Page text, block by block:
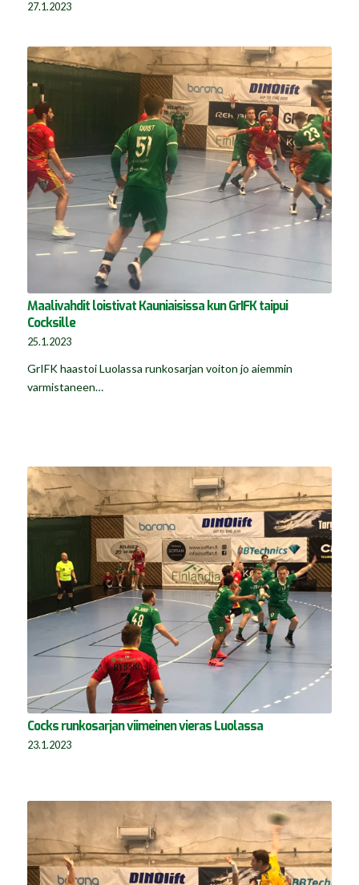
27.1.2023
Maalivahdit loistivat Kauniaisissa kun GrIFK taipui
Cocksille
25.1.2023
GrIFK haastoi Luolassa runkosarjan voiton jo aiemmin
varmistaneen…
Cocks runkosarjan viimeinen vieras Luolassa
23.1.2023